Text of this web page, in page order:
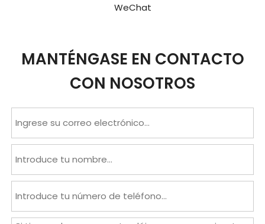
WeChat
MANTÉNGASE EN CONTACTO
CON NOSOTROS